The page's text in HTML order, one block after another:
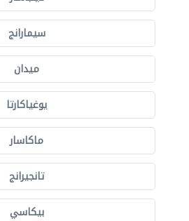
سيمارانج
ميدان
يوغياكارتا
ماكاسار
تانجيرانج
بيكاسي